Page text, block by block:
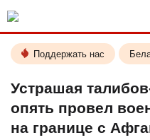
Поддержать нас
Устрашая
опять провел
на границе с